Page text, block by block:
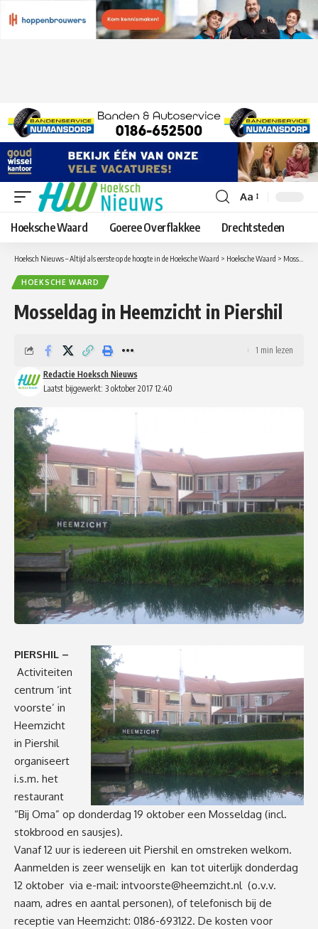
Lettergrootte
aanpassen
Aa
Hoeksche Waard Goeree Overflakkee Drechtsteden
Hoeksch Nieuws – Altijd als eerste op de hoogte in de Hoeksche Waard > Hoeksche Waard > Mosseldag in Heemzicht in Piershil
HOEKSCHE WAARD
Mosseldag in Heemzicht in Piershil
Laatst bijgewerkt: 3 oktober 2017 12:40
Redactie Hoeksch Nieuws
1 min lezen
PIERSHIL –
Activiteiten
centrum ‘int
voorste’ in
Heemzicht
in Piershil
organiseert
i.s.m. het
restaurant
“Bij Oma” op donderdag 19 oktober een Mosseldag (incl.
stokbrood en sausjes).
Vanaf 12 uur is iedereen uit Piershil en omstreken welkom.
Aanmelden is zeer wenselijk en kan tot uiterlijk donderdag
12 oktober via e-mail: intvoorste@heemzicht.nl(o.v.v.
naam, adres en aantal personen), of telefonisch bij de
receptie van Heemzicht: 0186-693122. De kosten voor